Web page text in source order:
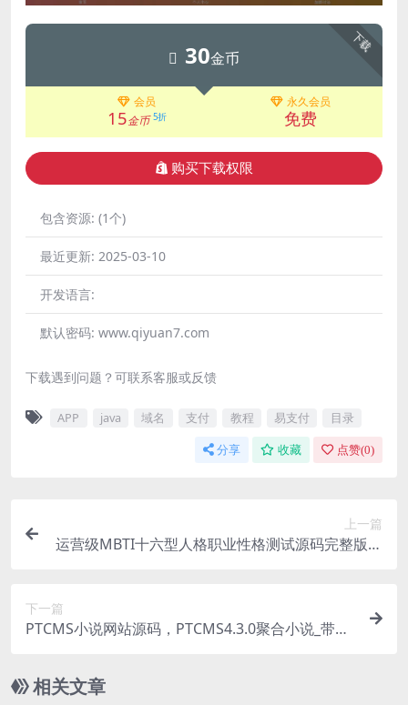
下载
30金币
会员
15金币 5折
永久会员
免费
购买下载权限
包含资源: (1个)
最近更新: 2025-03-10
开发语言:
默认密码: www.qiyuan7.com
下载遇到问题？可联系客服或反馈
APP java 域名 支付 教程 易支付 目录
分享 收藏 点赞(0)
上一篇
运营级MBTI十六型人格职业性格测试源码完整版源
下一篇
PTCMS小说网站源码，PTCMS4.3.0聚合小说_带手
相关文章